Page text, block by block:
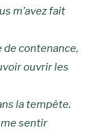
m’avez fait
de contenance,
ouvrir les
la tempête.
sentir